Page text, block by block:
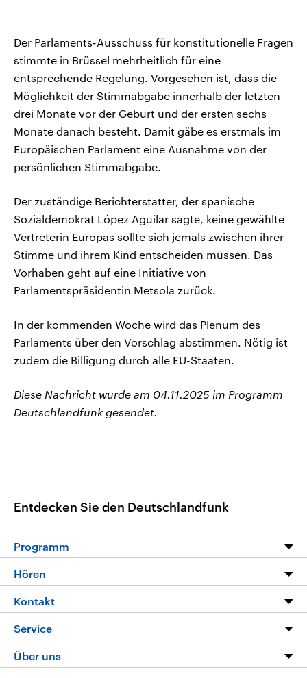
Der Parlaments-Ausschuss für konstitutionelle Fragen
stimmte in Brüssel mehrheitlich für eine
entsprechende Regelung. Vorgesehen ist, dass die
Möglichkeit der Stimmabgabe innerhalb der letzten
drei Monate vor der Geburt und der ersten sechs
Monate danach besteht. Damit gäbe es erstmals im
Europäischen Parlament eine Ausnahme von der
persönlichen Stimmabgabe.
Der zuständige Berichterstatter, der spanische
Sozialdemokrat López Aguilar sagte, keine gewählte
Vertreterin Europas sollte sich jemals zwischen ihrer
Stimme und ihrem Kind entscheiden müssen. Das
Vorhaben geht auf eine Initiative von
Parlamentspräsidentin Metsola zurück.
In der kommenden Woche wird das Plenum des
Parlaments über den Vorschlag abstimmen. Nötig ist
zudem die Billigung durch alle EU-Staaten.
Diese Nachricht wurde am 04.11.2025 im Programm
Deutschlandfunk gesendet.
Entdecken Sie den Deutschlandfunk
Programm
Programm
Die Nachrichten
Nachrichtenleicht
Neue Beiträge auf dlf.de
Hören
Livestream
Podcasts
Deutschlandfunk App
Kontakt
Hörerservice
Service
FAQ
Über uns